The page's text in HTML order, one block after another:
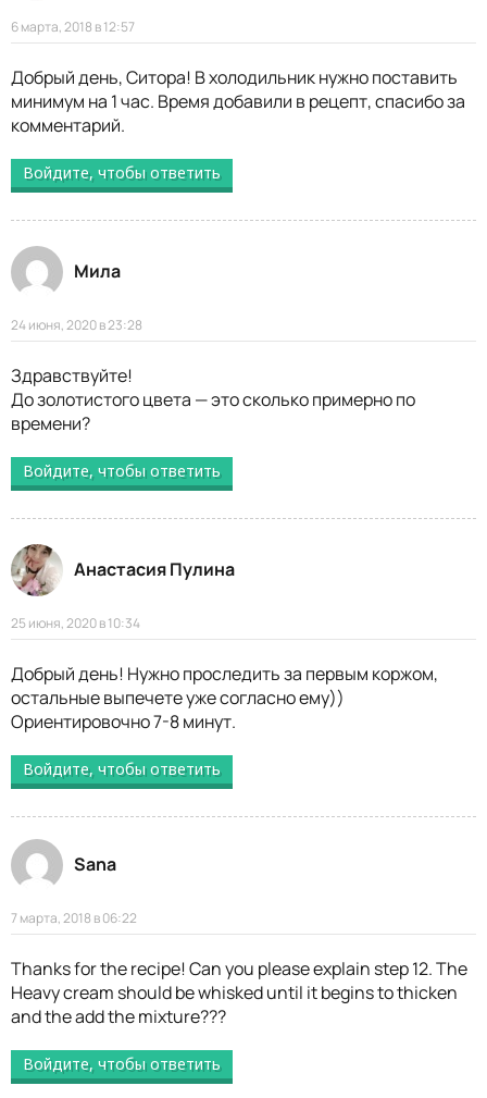
6 марта, 2018 в 12:57
Добрый день, Ситора! В холодильник нужно поставить
минимум на 1 час. Время добавили в рецепт, спасибо за
комментарий.
Войдите, чтобы ответить
Мила
24 июня, 2020 в 23:28
Здравствуйте!
До золотистого цвета — это сколько примерно по
времени?
Войдите, чтобы ответить
Анастасия Пулина
25 июня, 2020 в 10:34
Добрый день! Нужно проследить за первым коржом,
остальные выпечете уже согласно ему))
Ориентировочно 7-8 минут.
Войдите, чтобы ответить
Sana
7 марта, 2018 в 06:22
Thanks for the recipe! Can you please explain step 12. The
Heavy cream should be whisked until it begins to thicken
and the add the mixture???
Войдите, чтобы ответить